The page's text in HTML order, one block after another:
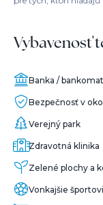
Vybavenosť
Banka / bankomat
Bezpečnosť v
Verejný park
Zdravotná klinika
Zelené plochy a
Vonkajšie